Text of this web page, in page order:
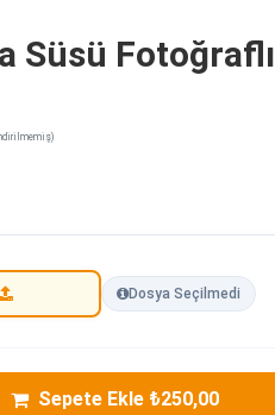
Süsü Fotoğraflı
Dosya Seçilmedi
Sepete Ekle ₺250,00